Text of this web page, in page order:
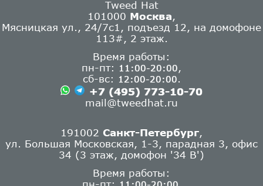
Tweed Hat
101000 Москва
Мясницкая ул., 24/7с1, подъезд 12, на домофоне
113#, 2 этаж.
Время работы:
пн-пт:
11:00-20:00
сб-вс:
12:00-20:00
+7 (495) 773-10-70
mail@tweedhat.ru
191002 Санкт-Петербург,
ул. Большая Московская, 1-3, парадная 3, офис
34 (3 этаж, домофон '34 В')
Время работы: